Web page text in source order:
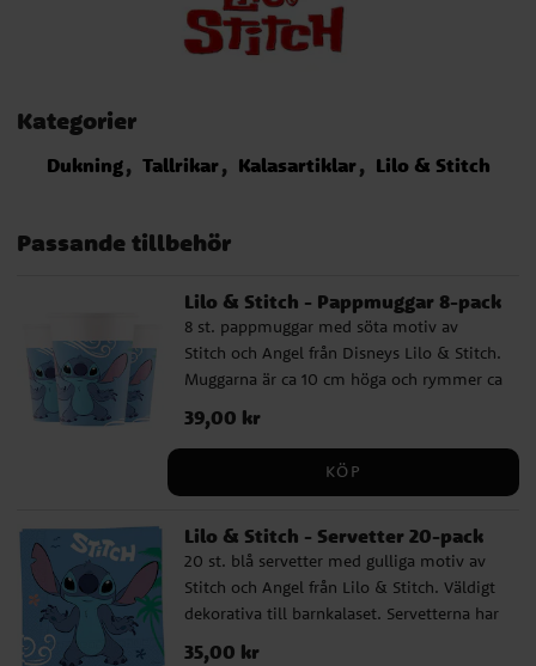
Kategorier
Dukning Tallrikar Kalasartiklar Lilo & Stitch
Passande tillbehör
Lilo & Stitch - Pappmuggar 8-pack
8 st. pappmuggar med söta motiv av
Stitch och Angel från Disneys Lilo & Stitch.
Muggarna är ca 10 cm höga och rymmer ca
200 ml. Tillverkade av mijövänligt FSC-
certifierat papper.
Pris:39,00 kr
39,00 kr
KÖP
Lilo & Stitch - Servetter 20-pack
20 st. blå servetter med gulliga motiv av
Stitch och Angel från Lilo & Stitch. Väldigt
dekorativa till barnkalaset. Servetterna har
2-lager och är ca 33 x 33 cm stora utvikta.
Pris:35,00 kr
35,00 kr